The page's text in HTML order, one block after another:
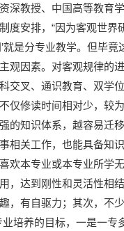
深教授、中国高等教育
度安排，“因为客观世
’就是分专业教学。但毕
观因素。对客观规律的
交叉、通识教育、双学
仅修读时间相对少，较
的知识体系，越容易迁
相关工作，也能具备知
本专业或本专业所学无
，达到刚性和灵活性相
，有自驱力；其次，不
业培养的目标，一是一